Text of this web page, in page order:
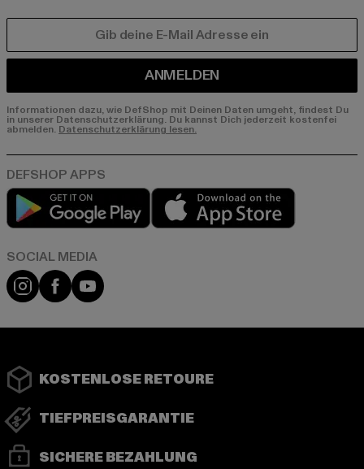
ANMELDEN
Informationen dazu, wie DefShop mit Deinen Daten umgeht, findest Du
in unserer Datenschutzerklärung. Du kannst Dich jederzeit kostenfei
abmelden. Datenschutzerklärung lesen.
Play market
Instagram
FacebookYouTube
KOSTENLOSE RETOURE
TIEFPREISGARANTIE
SICHERE BEZAHLUNG